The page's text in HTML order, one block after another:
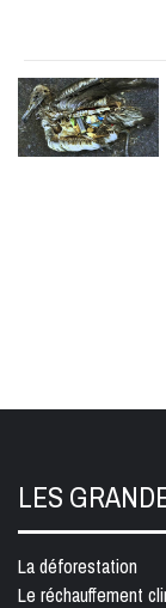
LES
La déforestation
Le réchauffement